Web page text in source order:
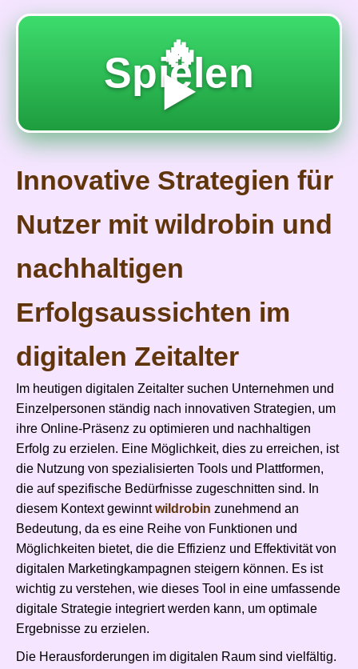
🔥
Spielen
▶️
Innovative Strategien für
Nutzer mit wildrobin und
nachhaltigen
Erfolgsaussichten im
digitalen Zeitalter
Im heutigen digitalen Zeitalter suchen Unternehmen und
Einzelpersonen ständig nach innovativen Strategien, um
ihre Online-Präsenz zu optimieren und nachhaltigen
Erfolg zu erzielen. Eine Möglichkeit, dies zu erreichen, ist
die Nutzung von spezialisierten Tools und Plattformen,
die auf spezifische Bedürfnisse zugeschnitten sind. In
diesem Kontext gewinntwildrobin zunehmend an
Bedeutung, da es eine Reihe von Funktionen und
Möglichkeiten bietet, die die Effizienz und Effektivität von
digitalen Marketingkampagnen steigern können. Es ist
wichtig zu verstehen, wie dieses Tool in eine umfassende
digitale Strategie integriert werden kann, um optimale
Ergebnisse zu erzielen.
Die Herausforderungen im digitalen Raum sind vielfältig.